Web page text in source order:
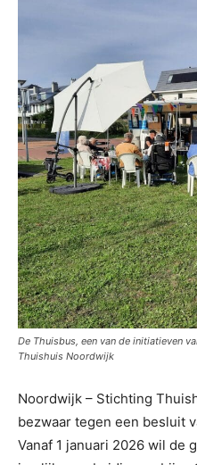
De Thuisbus, een van de initiatieven
Thuishuis Noordwijk
Noordwijk – Stichting
bezwaar tegen een besluit
Vanaf 1 januari 2026 wil de